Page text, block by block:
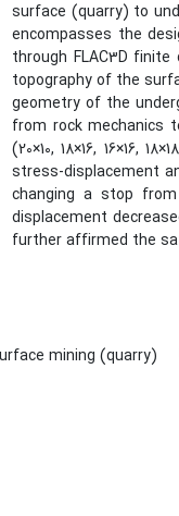
surface (quarry) to
encompasses the
through FLAC3D
topography of the
geometry of the
from rock mechanics
(20×10, 18×16,
stress-displacement
changing a stop
displacement
further affirmed the
mining (quarry)